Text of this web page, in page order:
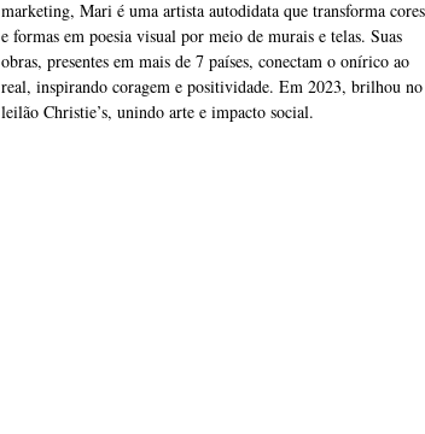
marketing, Mari é uma artista autodidata que transforma cores
e formas em poesia visual por meio de murais e telas. Suas
obras, presentes em mais de 7 países, conectam o onírico ao
real, inspirando coragem e positividade. Em 2023, brilhou no
leilão Christie’s, unindo arte e impacto social.